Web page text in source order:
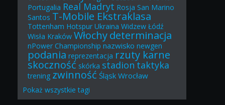
Portugalia Real Madryt Rosja San Marino
Santos T-Mobile Ekstraklasa
Tottenham Hotspur Ukraina Widzew Łódź
Wisła Kraków Włochy determinacja
nPower Championship nazwisko newgen
podania reprezentacja rzuty karne
skoczność skórka stadiontaktyka
trening zwinność Śląsk Wrocław
Pokaż wszystkie tagi